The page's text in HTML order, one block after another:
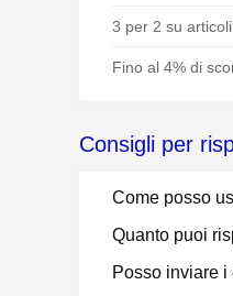
3 per 2 su
Fino al 4% di
Consigli per
Come posso
Quanto puoi
Posso inviare